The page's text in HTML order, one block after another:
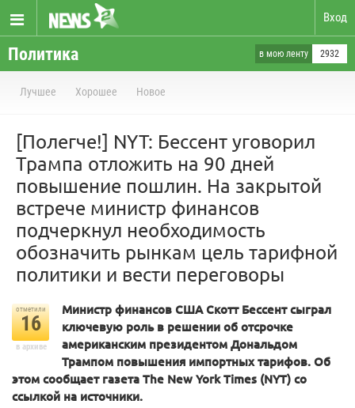
Вход
Политика в мою ленту 2932
Лучшее Хорошее Новое
[Полегче!] NYT: Бессент уговорил
Трампа отложить на 90 дней
повышение пошлин. На закрытой
встрече министр финансов
подчеркнул необходимость
обозначить рынкам цель тарифной
политики и вести переговоры
отметили
16
в архиве
Министр финансов США Скотт Бессент сыграл
ключевую роль в решении об отсрочке
американским президентом Дональдом
Трампом повышения импортных тарифов. Об
этом сообщает газета The New York Times (NYT) со
ссылкой на источники.